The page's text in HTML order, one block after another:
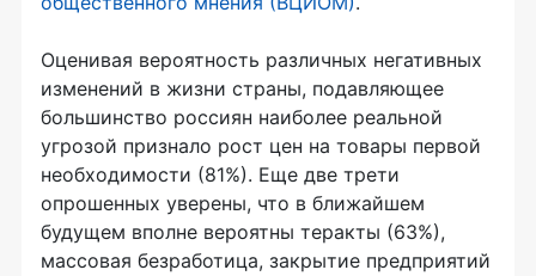
Оценивая вероятность различных негативных
изменений в жизни страны, подавляющее
большинство россиян наиболее реальной
угрозой признало рост цен на товары первой
необходимости (81%). Еще две трети
опрошенных уверены, что в ближайшем
будущем вполне вероятны теракты (63%),
массовая безработица, закрытие предприятий